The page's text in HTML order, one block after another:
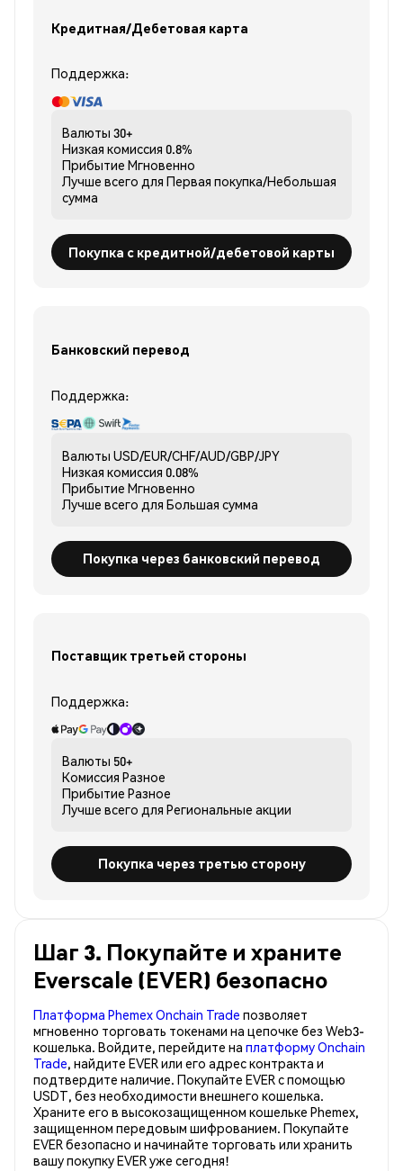
Кредитная/Дебетовая карта
Поддержка:
Валюты 30+
Низкая комиссия 0.8%
Прибытие Мгновенно
Лучше всего для Первая покупка/Небольшая
сумма
Покупка с кредитной/дебетовой карты
Банковский перевод
Поддержка:
Валюты USD/EUR/CHF/AUD/GBP/JPY
Низкая комиссия 0.08%
Прибытие Мгновенно
Лучше всего для Большая сумма
Покупка через банковский перевод
Поставщик третьей стороны
Поддержка:
Валюты 50+
Комиссия Разное
Прибытие Разное
Лучше всего для Региональные акции
Покупка через третью сторону
Шаг 3. Покупайте и храните
Everscale (EVER) безопасно
Платформа Phemex Onchain Trade позволяет
мгновенно торговать токенами на цепочке без Web3-
кошелька. Войдите, перейдите на платформу Onchain
Trade, найдите EVER или его адрес контракта и
подтвердите наличие. Покупайте EVER с помощью
USDT, без необходимости внешнего кошелька.
Храните его в высокозащищенном кошельке Phemex,
защищенном передовым шифрованием. Покупайте
EVER безопасно и начинайте торговать или хранить
вашу покупку EVER уже сегодня!